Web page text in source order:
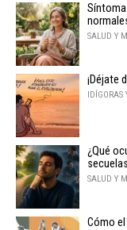
SALUD Y
¡Déjate
IDÍGORAS
¿Qué
SALUD Y
Cómo